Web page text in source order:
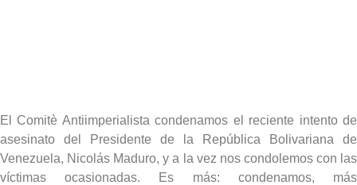
El Comitè Antiimperialista condenamos el reciente intento de
asesinato del Presidente de la República Bolivariana de
Venezuela, Nicolás Maduro, y a la vez nos condolemos con las
víctimas ocasionadas. Es más: condenamos, más